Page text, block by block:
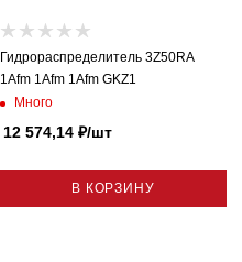
Гидрораспределитель 3Z50RA
1Afm 1Afm 1Afm GKZ1
Много
12 574,14₽/шт
В КОРЗИНУ